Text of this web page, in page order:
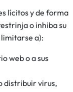
lícitos y de forma
o inhiba su
limitarse a):
web o a sus
distribuir virus,